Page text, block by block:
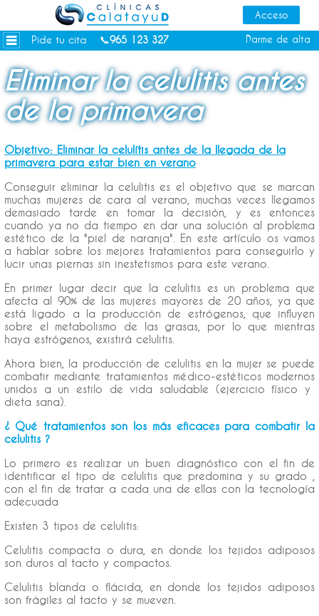
Pide tu cita 📞965 123 327 Darme de alta
Dietas personalizadas
Tratamientos Corporales
Depilación Láser Alicante
Contacto
Consejos de salud
Eliminar la celulitis antes
de la primavera
Objetivo: Eliminar la celulítis antes de la llegada de la
primavera para estar bien en verano
Conseguir eliminar la celulitis es el objetivo que se marcan
muchas mujeres de cara al verano, muchas veces llegamos
demasiado tarde en tomar la decisión, y es entonces
cuando ya no da tiempo en dar una solución al problema
estético de la "piel de naranja". En este artículo os vamos
a hablar sobre los mejores tratamientos para conseguirlo y
lucir unas piernas sin inestetismos para este verano.
En primer lugar decir que la celulitis es un problema que
afecta al 90% de las mujeres mayores de 20 años, ya que
está ligado a la producción de estrógenos, que influyen
sobre el metabolismo de las grasas, por lo que mientras
haya estrógenos, existirá celulitis.
Ahora bien, la producción de celulitis en la mujer se puede
combatir mediante tratamientos médico-estéticos modernos
unidos a un estilo de vida saludable (ejercicio físico y
dieta sana).
¿ Qué tratamientos son los más eficaces para combatir la
celulitis ?
Lo primero es realizar un buen diagnóstico con el fin de
identificar el tipo de celulitis que predomina y su grado ,
con el fin de tratar a cada una de ellas con la tecnología
adecuada
Existen 3 tipos de celulitis:
Celulitis compacta o dura, en donde los tejidos adiposos
son duros al tacto y compactos.
Celulitis blanda o flácida, en donde los tejidos adiposos
son frágiles al tacto y se mueven.